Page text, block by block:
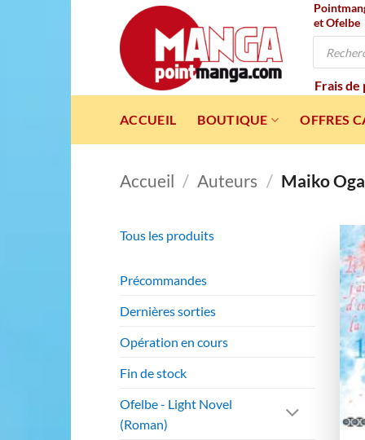
et Ofelbe
Recherche
Frais de
ACCUEIL BOUTIQUE OFFRES
Accueil / Auteurs / Maiko
Tous les produits
Précommandes
Dernières sorties
Opération en cours
Fin de stock
Ofelbe - Light Novel
(Roman)